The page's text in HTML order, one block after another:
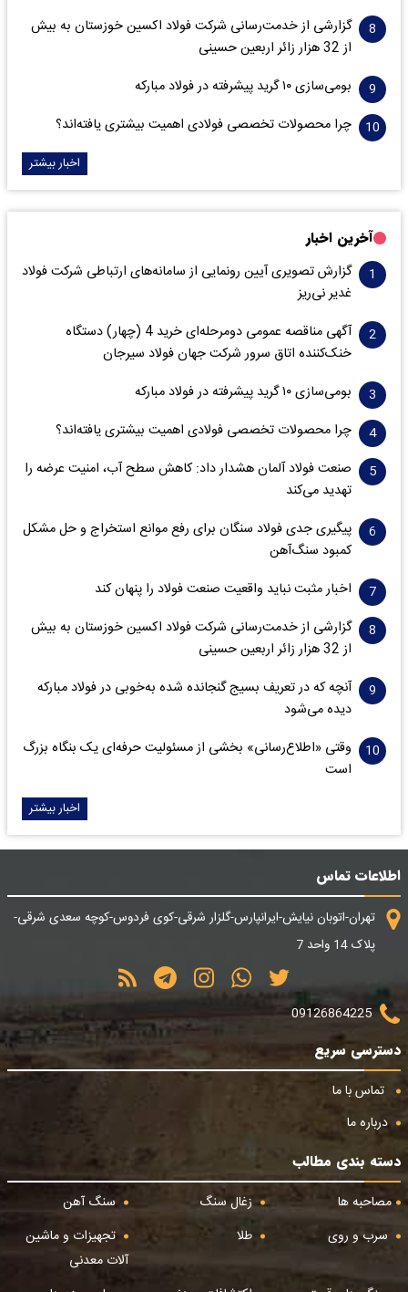
گزارشی از خدمت‌رسانی شرکت فولاد اکسین خوزستان به بیش
از 32 هزار زائر اربعین حسینی
بومی‌سازی ۱۰ گرید پیشرفته در فولاد مبارکه
چرا محصولات تخصصی فولادی اهمیت بیشتری یافته‌اند؟
اخبار بیشتر
آخرین اخبار
گزارش تصویری آیین رونمایی از سامانه‌های ارتباطی شرکت فولاد
غدیر نی‌ریز
آگهی مناقصه عمومی دومرحله‌ای خرید 4 (چهار) دستگاه
خنک‌کننده اتاق سرور شرکت جهان فولاد سیرجان
بومی‌سازی ۱۰ گرید پیشرفته در فولاد مبارکه
چرا محصولات تخصصی فولادی اهمیت بیشتری یافته‌اند؟
صنعت فولاد آلمان هشدار داد: کاهش سطح آب، امنیت عرضه را
تهدید می‌کند
پیگیری جدی فولاد سنگان برای رفع موانع استخراج و حل مشکل
کمبود سنگ‌آهن
اخبار مثبت نباید واقعیت صنعت فولاد را پنهان کند
گزارشی از خدمت‌رسانی شرکت فولاد اکسین خوزستان به بیش
از 32 هزار زائر اربعین حسینی
آنچه که در تعریف بسیج گنجانده شده به‌خوبی در فولاد مبارکه
دیده می‌شود
وقتی «اطلاع‌رسانی» بخشی از مسئولیت حرفه‌ای یک بنگاه بزرگ
است
اخبار بیشتر
اطلاعات تماس
تهران-اتوبان نیایش-ایرانپارس-گلزار شرقی-کوی فردوس-کوچه سعدی شرقی-
پلاک 14 واحد 7
09126864225
دسترسی سریع
تماس با ما
درباره ما
دسته بندی مطالب
مصاحبه ها
زغال سنگ
سنگ آهن
سرب و روی
طلا
تجهیزات و ماشین
آلات معدنی